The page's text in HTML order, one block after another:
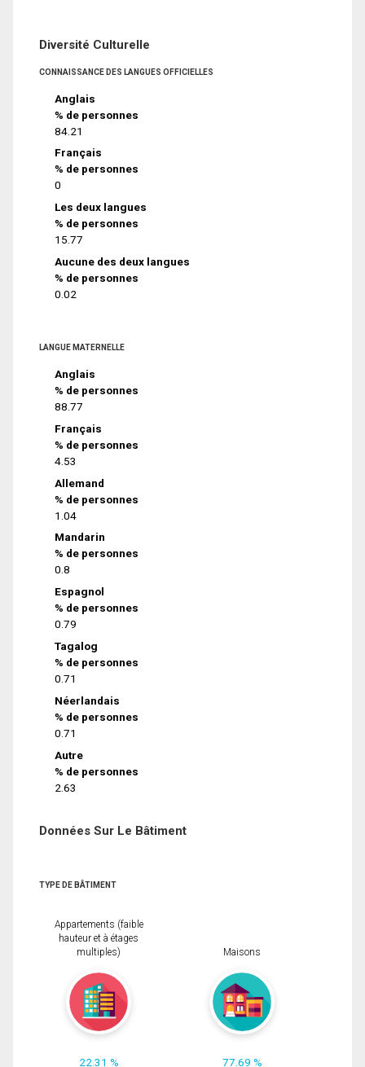
Diversité Culturelle
CONNAISSANCE DES LANGUES OFFICIELLES
Anglais
% de personnes
84.21
Français
% de personnes
0
Les deux langues
% de personnes
15.77
Aucune des deux langues
% de personnes
0.02
LANGUE MATERNELLE
Anglais
% de personnes
88.77
Français
% de personnes
4.53
Allemand
% de personnes
1.04
Mandarin
% de personnes
0.8
Espagnol
% de personnes
0.79
Tagalog
% de personnes
0.71
Néerlandais
% de personnes
0.71
Autre
% de personnes
2.63
Données Sur Le Bâtiment
TYPE DE BÂTIMENT
Appartements (faible
hauteur et à étages
multiples)
22.31 %
Maisons
77.69 %